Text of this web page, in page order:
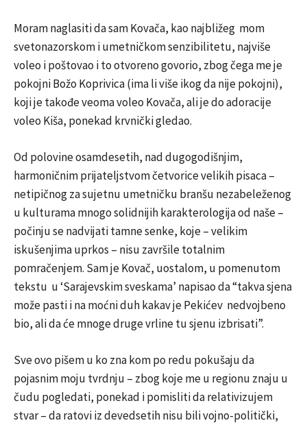
Moram naglasiti da sam Kovača, kao najbližeg mom
svetonazorskom i umetničkom senzibilitetu, najviše
voleo i poštovao i to otvoreno govorio, zbog čega me je
pokojni Božo Koprivica (ima li više ikog da nije pokojni),
koji je takođe veoma voleo Kovača, ali je do adoracije
voleo Kiša, ponekad krvnički gledao.
Od polovine osamdesetih, nad dugogodišnjim,
harmoničnim prijateljstvom četvorice velikih pisaca –
netipičnog za sujetnu umetničku branšu nezabeleženog
u kulturama mnogo solidnijih karakterologija od naše –
počinju se nadvijati tamne senke, koje – velikim
iskušenjima uprkos – nisu završile totalnim
pomračenjem. Sam je Kovač, uostalom, u pomenutom
tekstu u ‘Sarajevskim sveskama’ napisao da “takva sjena
može pasti i na moćni duh kakav je Pekićev nedvojbeno
bio, ali da će mnoge druge vrline tu sjenu izbrisati”.
Sve ovo pišem u ko zna kom po redu pokušaju da
pojasnim moju tvrdnju – zbog koje me u regionu znaju u
čudu pogledati, ponekad i pomisliti da relativizujem
stvar – da ratovi iz devedsetih nisu bili vojno-politički,